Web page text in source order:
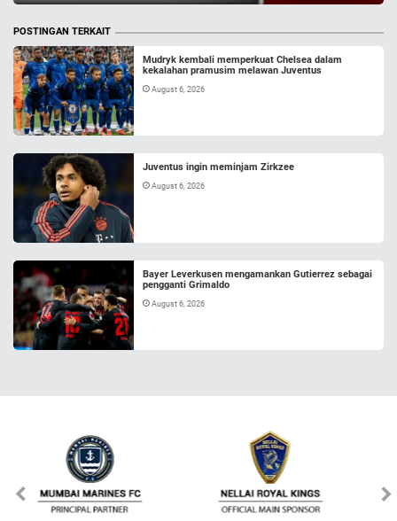
POSTINGAN TERKAIT
Mudryk kembali memperkuat Chelsea dalam
kekalahan pramusim melawan Juventus
August 6, 2026
Juventus ingin meminjam Zirkzee
August 6, 2026
Bayer Leverkusen mengamankan Gutierrez sebagai
pengganti Grimaldo
August 6, 2026